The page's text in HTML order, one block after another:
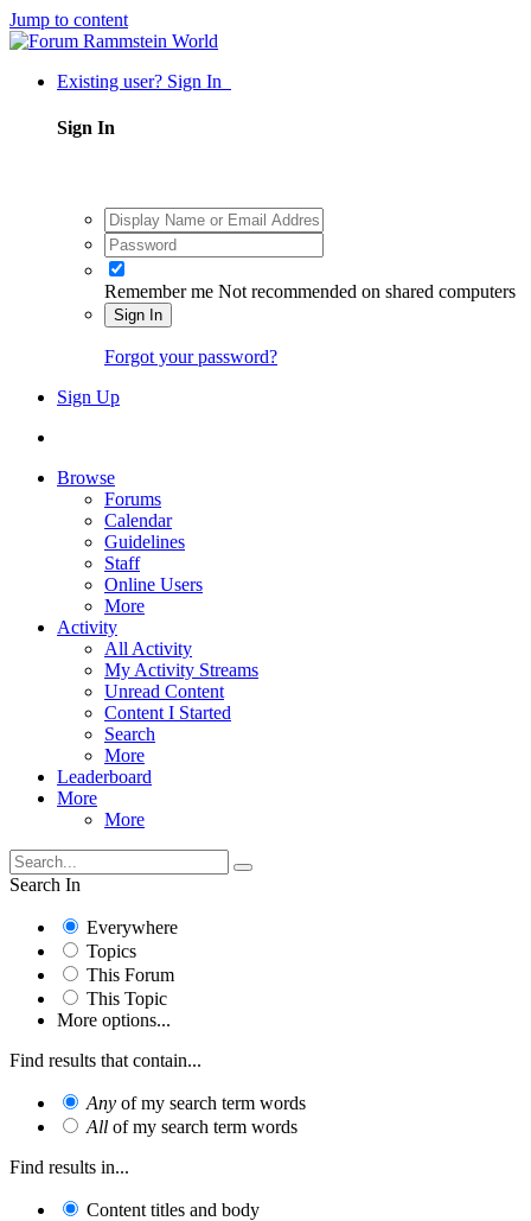
Jump to content
Existing user? Sign In
Sign In
Remember me Not recommended on shared computers
Sign In
Forgot your password?
Sign Up
Browse
Forums
Calendar
Guidelines
Staff
Online Users
More
Activity
All Activity
My Activity Streams
Unread Content
Content I Started
Search
More
Leaderboard
More
More
Search In
Everywhere
Topics
This Forum
This Topic
More options...
Find results that contain...
Any of my search term words
All of my search term words
Find results in...
Content titles and body